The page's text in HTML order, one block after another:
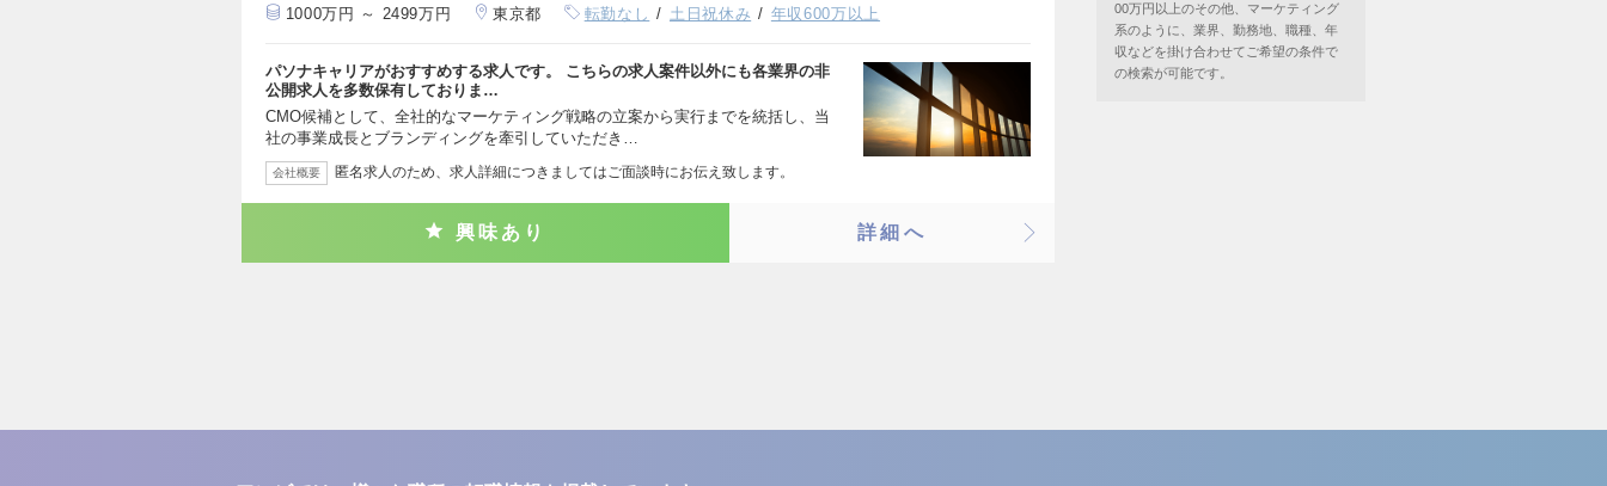
1000万円 ～ 2499万円 東京都 転勤なし 土日祝休み 年収600万以上
パソナキャリアがおすすめする求人です。 こちらの求人案件以外にも各業界の非
公開求人を多数保有しておりま…
CMO候補として、全社的なマーケティング戦略の立案から実行までを統括し、当
社の事業成長とブランディングを牽引していただき…
会社概要 匿名求人のため、求人詳細につきましてはご面談時にお伝え致します。
興味あり 詳細へ
00万円以上のその他、マーケティング
系のように、業界、勤務地、職種、年
収などを掛け合わせてご希望の条件で
の検索が可能です。